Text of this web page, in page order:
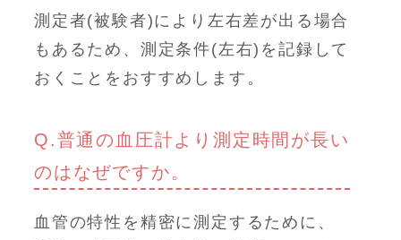
測定者(被験者)により左右差が出る場合
もあるため、測定条件(左右)を記録して
おくことをおすすめします。
Q.普通の血圧計より測定時間が長い
のはなぜですか。
血管の特性を精密に測定するために、